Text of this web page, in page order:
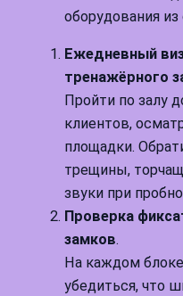
оборудования
Ежедневный
тренажёрного
Пройти по залу
клиентов,
площадки.
трещины,
звуки при
Проверка
замков.
На каждом
убедиться, что